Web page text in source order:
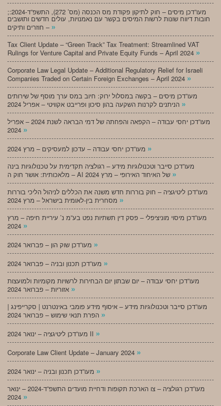
;מעו”דכן מיסים – חוק לתיקון פקודת מס הכנסה (מס’ 272), התשפ”ד-2024:
חובות דיווח שונות לרשות המיסים בקשר עם נאמנויות, עולים חדשים ותושבים
חוזרים ותיקים – »
Tax Client Update – “Green Track” Tax Treatment: Streamlined VAT
Rulings for Venture Capital and Private Equity Funds – April 2024 »
Corporate Law Legal Update – Additional Regulatory Relief for Israeli
Companies Traded on Certain Foreign Exchanges – April 2024 »
מעו”דכן מיסים – בקשה במסלול ירוק: חיוב במס ערך מוסף של שירותים
»
מעו”דכן יחסי עבודה – הקפאה והפחתה של דמי הבראה לשנת 2024 – אפריל
»
»
מעו”דכן סייבר וטכנולוגיות מידע – רגולציה תקדימית על טכנולוגיות בינה
»
מעו”דכן ליטיגציה – חוק בוררות חדש משנה את הכללים לניהול הליכי בוררות
»
מעו”דכן מיסוי מוניציפלי – פסק דין תשתיות נפט בע”מ נ’ עיריית חיפה – מרץ
»
»
»
מעו”דכן יחסי עבודה – יום שבתון יום הבחירות לרשויות מקומיות ולמועצות
»
מעו”דכן סייבר וטכנולוגיות מידע – איסוף מידע פומבי באינטרנט | סקרייפינג |
»
מעו”דכן ליטיגציה – ינואר 2024 II »
Corporate Law Client Update – January 2024 »
»
מעו”דכן רגולציה – צו הארכת תקופות ודחיית מועדים התשפ”ד-2024 – ינואר
»